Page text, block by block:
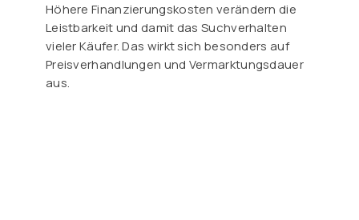
Höhere Finanzierungskosten verändern die
Leistbarkeit und damit das Suchverhalten
vieler Käufer. Das wirkt sich besonders auf
Preisverhandlungen und Vermarktungsdauer
aus.